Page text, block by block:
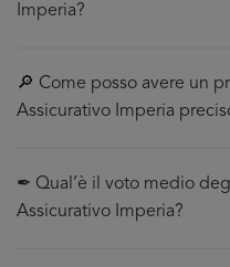
Imperia?
🔎 Come posso avere un
Assicurativo Imperia
✒ Qual’è il voto medio
Assicurativo Imperia?